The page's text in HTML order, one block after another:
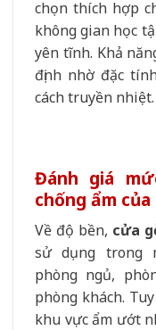
chọn thích hợp
không gian học
yên tĩnh. Khả
định nhờ đặc
cách truyền nhiệt.
Đánh giá
chống ẩm
Về độ bền, cửa
sử dụng trong
phòng ngủ,
phòng khách.
khu vực ẩm ướt